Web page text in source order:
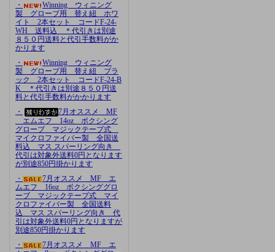
・
Winning ウィニング
製 グローブ用 替え紐 ホワ
イト 2本セット コードF-24-
WH 送料込 ＊代引きは別途
８５０円送料と代引手数料がか
かります
・
Winning ウィニング
製 グローブ用 替え紐 ブラ
ック 2本セット コードF-24-B
K ＊代引きは別途８５０円送
料と代引手数料がかかります
・
7月オススメ MF
エムエフ 14oz ボクシング
グローブ マジックテープ式
マイクロファイバー製 全国送
料込 マス スパーリング向き
代引は対象外送料0円となります
が別途850円掛かります
・
7月オススメ MF エ
ムエフ 16oz ボクシンググロ
ーブ マジックテープ式 マイ
クロファイバー製 全国送料
込 マス スパーリング向き 代
引は対象外送料0円となりますが
別途850円掛かります
・
7月オススメ MF エ